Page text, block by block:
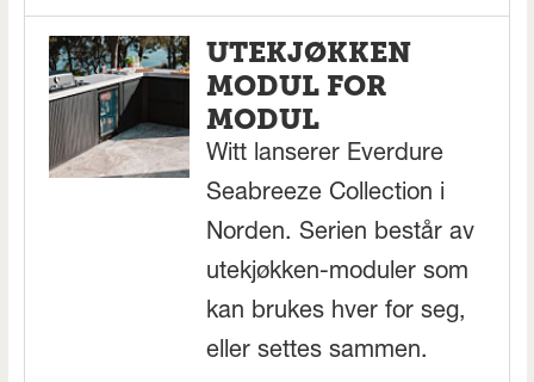
UTEKJØKKEN
MODUL FOR
MODUL
Witt lanserer Everdure
Seabreeze Collection i
Norden. Serien består av
utekjøkken-moduler som
kan brukes hver for seg,
eller settes sammen.